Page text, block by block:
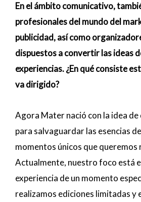
En el ámbito comunicativo,
profesionales del mundo del
publicidad, así como
dispuestos a convertir las ideas
experiencias. ¿En qué consiste
va dirigido?
Agora Mater nació con la idea
para salvaguardar las esencias
momentos únicos que queremos
Actualmente, nuestro foco está
experiencia de un momento
realizamos ediciones limitadas y